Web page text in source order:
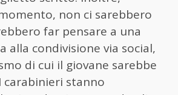
non ci sarebbero
far pensare a una
alla condivisione via social,
di cui il giovane sarebbe
stanno